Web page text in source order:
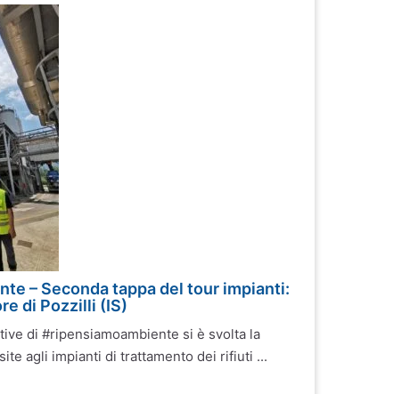
– Seconda tappa del tour impianti:
di Pozzilli (IS)
di #ripensiamoambiente si è svolta la
agli impianti di trattamento dei rifiuti ...